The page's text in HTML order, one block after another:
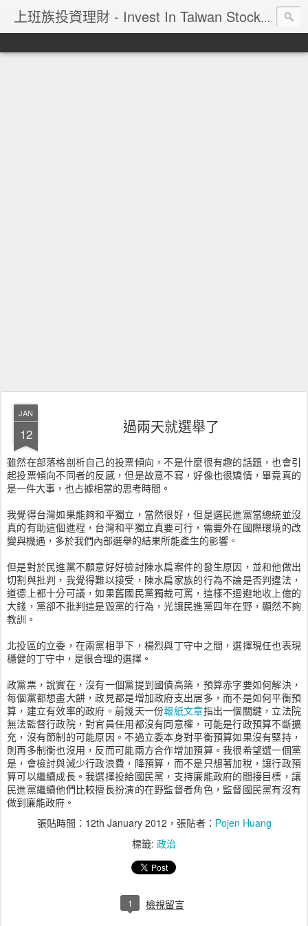
上班族投資理財 - Invest In Taiwan Stock Market
JAN
12 過兩天就選舉了
雖然在部落格剖析自己的投票傾向，不是什麼很有趣的話題，也會引
起投票傾向不同者的反感，但是故意不寫，好像也很矯情，畢竟真的
是一件大事，也占據相當的思考時間。
我覺得台灣如果能夠和平獨立，當然很好，但是選民進黨當總統並沒
真的有助這個進程，台灣和平獨立真要可行，需要外在國際環境的改
變與機遇，多於我們內部選舉的結果所能產生的影響。
但是對於民進黨不願意好好檢討陳水扁案件的發生原因，並和他做出
切割與批判，我覺得難以接受，陳水扁家族的行為不論是否判違法，
道德上都十分可議，如果舊國民黨獨裁可罵，這樣不迴避地收上億的
大錢，黨卻不批判這是毀黨的行為，光讓民進黨四年在野，顯然不夠
教訓。
北投區的立委，在兩黨相爭下，楊烈與丁守中之間，選擇現任也表現
穩健的丁守中，是很合理的選擇。
政黨票，說實在，沒有一個黨提到國債高築，預算赤字要如何解決，
每個黨都想畫大餅，政見都是增加政府支出居多，而不是如何平衡預
算，建立有效率的政府。前幾天一份報紙文章指出一個關鍵，立法院
無法監督行政院，對官員任用都沒有同意權，可能是行政預算不斷擴
充，沒有節制的可能原因。不過立委本身對平衡預算如果沒有堅持，
則再多制衡也沒用，反而可能兩方合作增加預算。我很希望選一個黨
是，會檢討與減少行政浪費，降預算，而不是只想著加稅，讓行政預
算可以繼續成長。我選擇投給國民黨，支持廉能政府的間接目標，讓
民進黨繼續他們比較擅長扮演的在野監督者角色，監督國民黨有沒有
做到廉能政府。
張貼時間： 12th January 2012 ，張貼者： Pojen Huang
標籤: 政治
1 檢視留言